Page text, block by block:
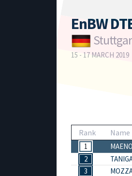
EnBW
15 - 17 MARCH 2019
Rank Name
1
2
3